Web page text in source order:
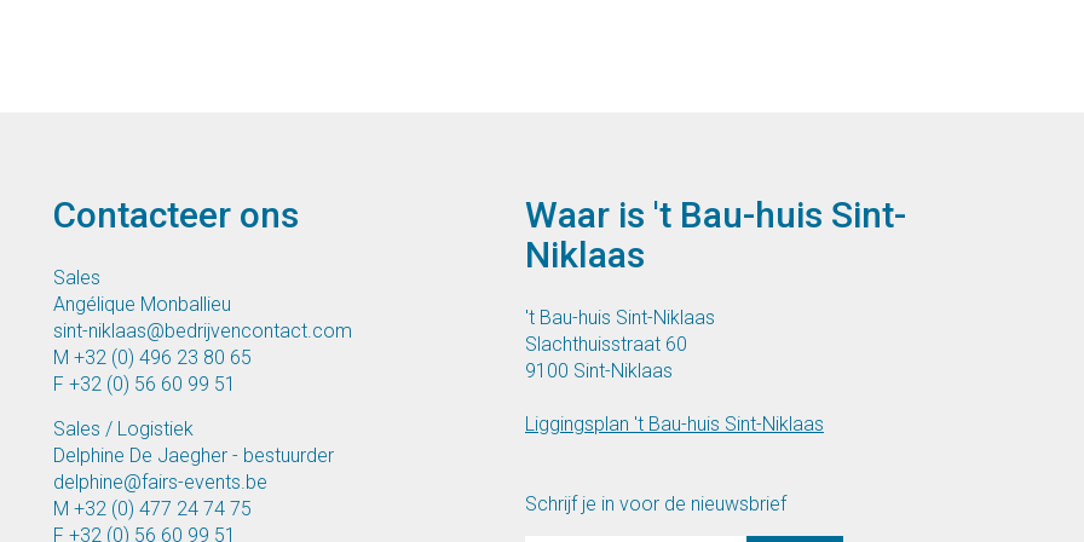
Contacteer ons
Sales
Angélique Monballieu
sint-niklaas@bedrijvencontact.com
M +32 (0) 496 23 80 65
F +32 (0) 56 60 99 51
Sales / Logistiek
Delphine De Jaegher - bestuurder
delphine@fairs-events.be
M +32 (0) 477 24 74 75
F +32 (0) 56 60 99 51
Waar is 't Bau-huis Sint-
Niklaas
't Bau-huis Sint-Niklaas
Slachthuisstraat 60
9100 Sint-Niklaas
Liggingsplan 't Bau-huis Sint-Niklaas
Schrijf je in voor de nieuwsbrief